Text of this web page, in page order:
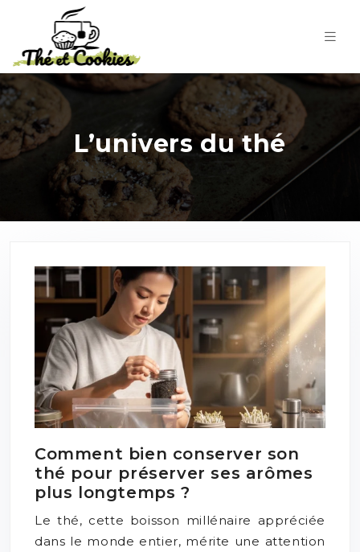
L’univers du thé
Comment bien conserver son
thé pour préserver ses arômes
plus longtemps ?
Le thé, cette boisson millénaire appréciée
dans le monde entier, mérite une attention